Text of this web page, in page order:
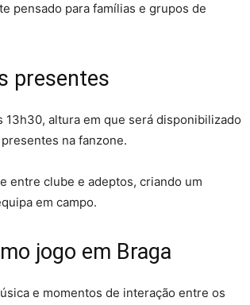
pensado para famílias e grupos de
presentes
altura em que será disponibilizado
na fanzone.
entre clube e adeptos, criando um
em campo.
jogo em Braga
e momentos de interação entre os